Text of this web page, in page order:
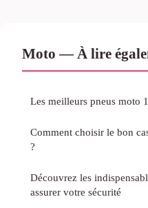
Moto — À lire
Les meilleurs pneus moto
Comment choisir le bon
?
Découvrez les
assurer votre sécurité